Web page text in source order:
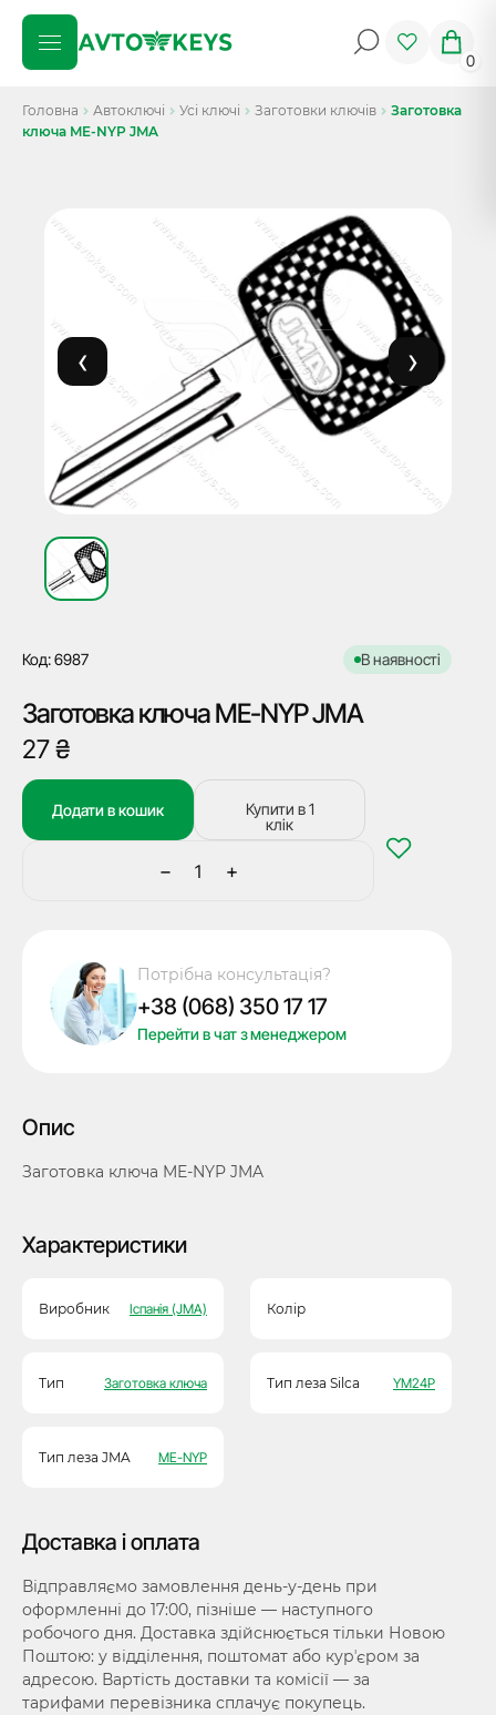
0
Головна Автоключі Усі ключі Заготовки ключів
Заготовка
ключа ME-NYP JMA
Код: 6987 В наявності
Заготовка ключа ME-NYP JMA
27₴
−
Заготовка
JMA
кількість
+
Додати в кошик
Купити в 1
клік
Потрібна консультація?
+38 (068) 350 17 17
Перейти в чат з менеджером
Опис
Заготовка ключа ME-NYP JMA
Характеристики
Виробник Іспанія (JMA) Колір
Тип Заготовка ключа Тип леза Silca YM24P
Тип леза JMA ME-NYP
Доставка і оплата
Відправляємо замовлення день-у-день при
оформленні до 17:00, пізніше — наступного
робочого дня. Доставка здійснюється тільки Новою
Поштою: у відділення, поштомат або курʼєром за
адресою. Вартість доставки та комісії — за
тарифами перевізника сплачує покупець.